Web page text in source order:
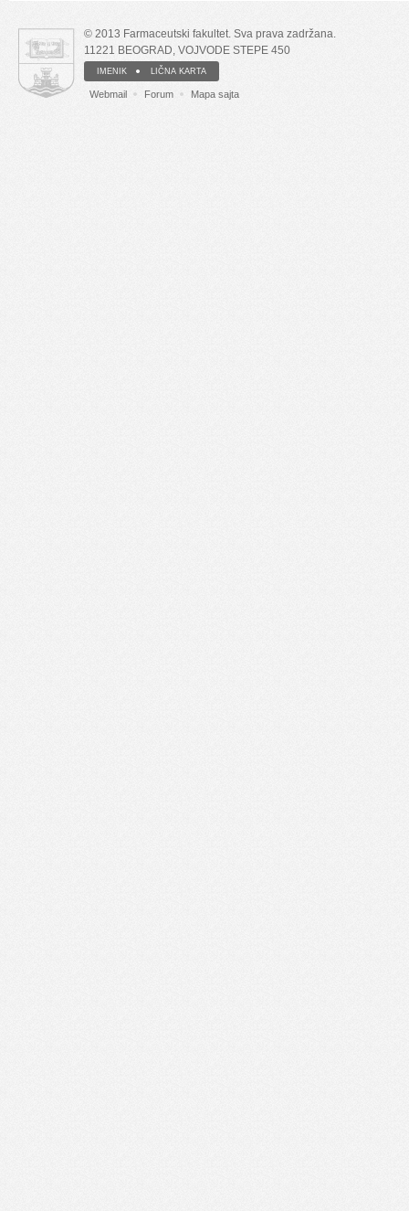
© 2013 Farmaceutski fakultet. Sva prava zadržana.
11221 BEOGRAD, VOJVODE STEPE 450
IMENIK LIČNA KARTA
Webmail Forum Mapa sajta